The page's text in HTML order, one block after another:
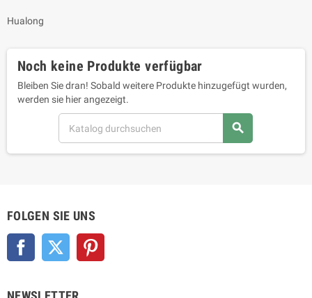
Hualong
Noch keine Produkte verfügbar
Bleiben Sie dran! Sobald weitere Produkte hinzugefügt wurden,
werden sie hier angezeigt.
search
FOLGEN SIE UNS
Facebook Twitter